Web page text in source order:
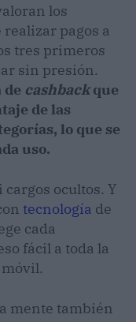
los
pagos a
tres primeros
sin presión.
de cashbackque
de las
lo que se
uso.
ocultos. Y
tecnología de
cada
fácil a toda la
mente también